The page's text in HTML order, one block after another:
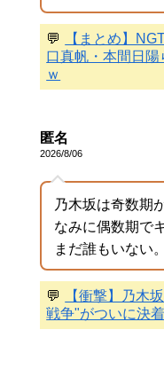
💬
【まとめ】
口真帆・本間日
ｗ
匿名
2026/8/06
乃木坂は奇数期
なみに偶数期で
まだ誰もいない。
💬
【衝撃】乃木
戦争"がついに決